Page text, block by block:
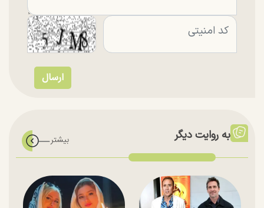
به روایت دیگر